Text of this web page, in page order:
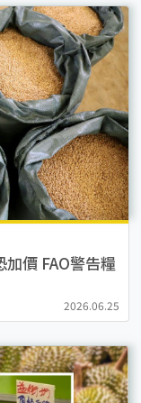
價 FAO警告糧
2026.06.25